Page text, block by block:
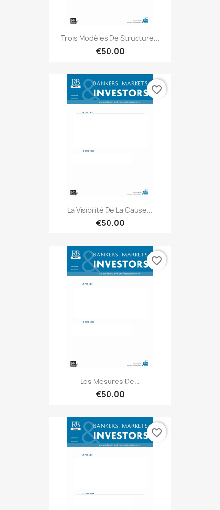
Trois Modèles De Structure...
€50.00
La Visibilité De La Cause...
€50.00
favorite_border
Les Mesures De...
€50.00
favorite_border
favorite_border